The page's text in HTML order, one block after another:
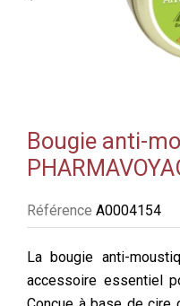
Bougie anti-
Référence A0004154
La bougie anti-
accessoire essentiel